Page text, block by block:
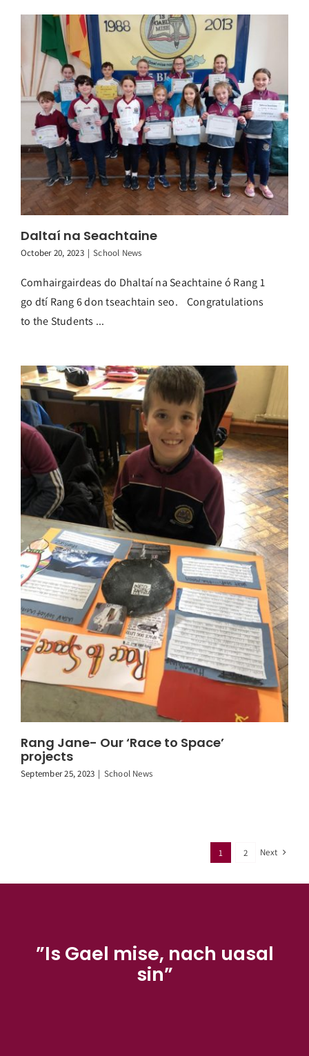
Daltaí na Seachtaine
October 20, 2023 | School News
Comhairgairdeas do Dhaltaí na Seachtaine ó Rang 1
go dtí Rang 6 don tseachtain seo. Congratulations
to the Students ...
Rang Jane- Our ‘Race to Space’
projects
September 25, 2023 | School News
1 2 Next
”Is Gael mise, nach uasal
sin”